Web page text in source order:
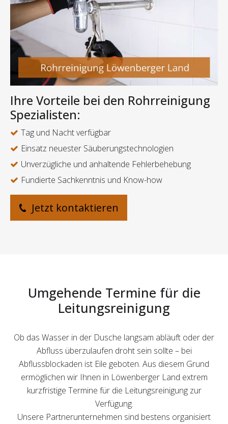
Ihre Vorteile bei den Rohrreinigung
Spezialisten:
Tag und Nacht verfügbar
Einsatz neuester Säuberungstechnologien
Unverzügliche und anhaltende Fehlerbehebung
Fundierte Sachkenntnis und Know-how
Jetzt kontaktieren
Umgehende Termine für die
Leitungsreinigung
Ob das Wasser in der Dusche langsam abläuft oder der
Abfluss überzulaufen droht sein sollte – bei
Abflussblockaden ist Eile geboten. Aus diesem Grund
ermöglichen wir Ihnen in Löwenberger Land extrem
kurzfristige Termine für die Leitungsreinigung zur
Verfügung.
Unsere Partnerunternehmen sind bestens organisiert